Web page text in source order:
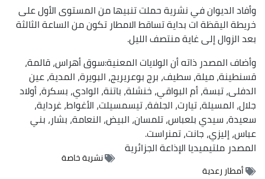
وأفاد الديوان في نشرية حملت تنبيها من المستوى الأول على
خريطة اليقظة ات بداية تساقط الامطار تكون من الساعة الثالثة
بعد الزوال إلى غاية منتصف الليل.
وأضاف المصدر ذاته أن الولايات المعنية:سوق أهراس، قالمة،
قسنطينة، ميلة، سطيف، برج بوعريريج، البويرة، المدية، عين
الدفلى، تبسة، أم البواقي، خنشلة، باتنة، الوادي، بسكرة، أولاد
جلال، المسيلة، تيارت، الجلفة، تيسمسيلت، الأغواط، غرداية،
سعيدة، سيدي بلعباس، تلمسان، البيض، النعامة، بشار، بني
عباس، إليزي، جانت، تمنراست.
المصدرملتيميديا الإذاعة الجزائرية
نشرية خاصة
أمطار رعدية